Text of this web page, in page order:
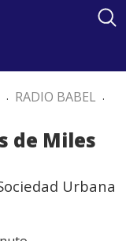
. RADIO BABEL .
de Miles
Urbana